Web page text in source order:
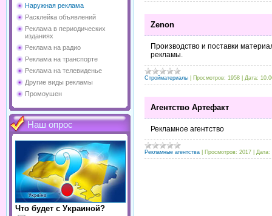
Наружная реклама
Расклейка объявлений
Реклама в периодических
изданиях
Реклама на радио
Реклама на транспорте
Реклама на телевиденье
Другие виды рекламы
Промоушен
Наш опрос
Что будет с Украиной?
Zenon
Производство и поставки
рекламы.
Стройматериалы Просмотров: 1958 Дата:
Агентство Артефакт
Рекламное агентство
Рекламные агентства Просмотров: 2017 Дата: